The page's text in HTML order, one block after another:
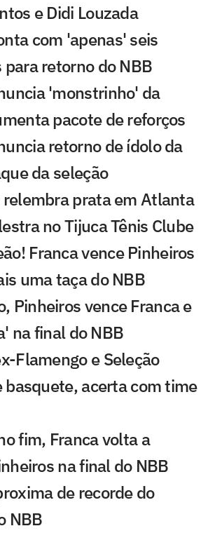
e Didi Louzada
com 'apenas' seis
retorno do NBB
'monstrinho' da
pacote de reforços
retorno de ídolo da
da seleção
relembra prata em Atlanta
no Tijuca Tênis Clube
Franca vence Pinheiros
uma taça do NBB
Pinheiros vence Franca e
na final do NBB
Flamengo e Seleção
basquete, acerta com time
fim, Franca volta a
na final do NBB
de recorde do
NBB